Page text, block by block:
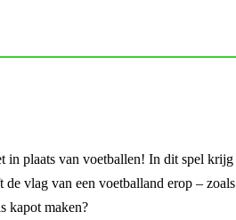
plaats van voetballen! In dit spel
vlag van een voetballand erop –
kapot maken?